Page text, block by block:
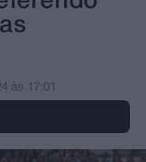
às 17:01